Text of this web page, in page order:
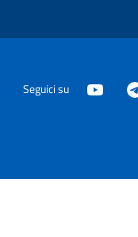
Seguici su